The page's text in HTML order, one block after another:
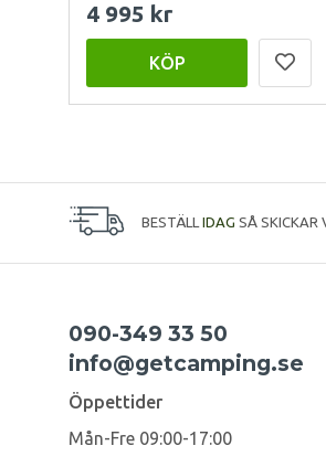
4 995 kr
KÖP
BESTÄLL IDAG SÅ SKICKAR
090-349 33 50
info@getcamping.se
Öppettider
Mån-Fre 09:00-17:00